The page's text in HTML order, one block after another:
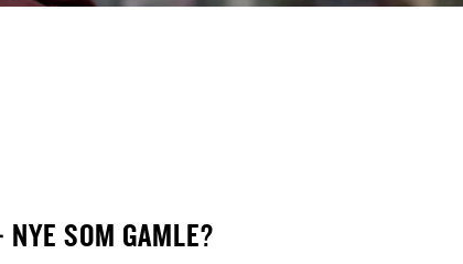
SOM GAMLE?